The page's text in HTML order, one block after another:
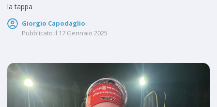
la tappa
Giorgio Capodaglio
Pubblicato il 17 Gennaio 2025